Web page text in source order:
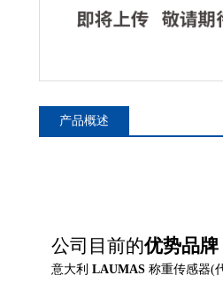
产品概述
公司目前的优势品牌
意大利 LAUMAS 称重传感器(